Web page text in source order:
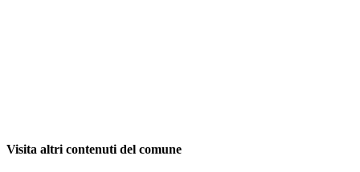
Visita altri contenuti del comune